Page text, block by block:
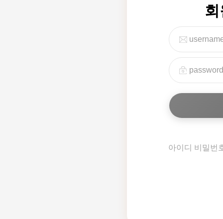
아이디 비밀번